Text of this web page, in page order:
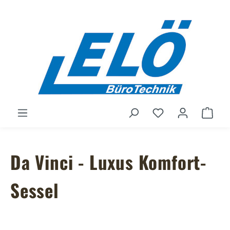
Du hast 0
Da Vinci - Luxus Komfort-
Sessel